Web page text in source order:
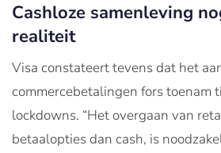
Cashloze samenleving
realiteit
Visa constateert tevens dat het
commercebetalingen fors toenam
lockdowns. “Het overgaan van
betaalopties dan cash, is